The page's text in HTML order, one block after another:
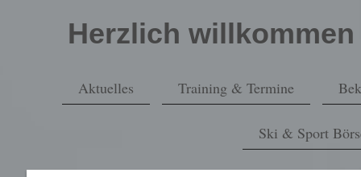
Herzlich
Aktuelles Training & Termine
Ski & Sport